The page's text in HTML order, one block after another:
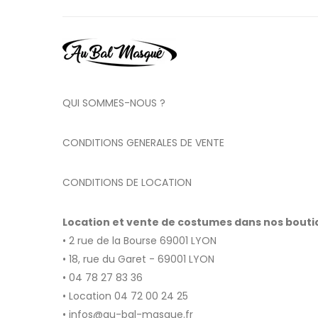
QUI SOMMES-NOUS ?
CONDITIONS GENERALES DE VENTE
CONDITIONS DE LOCATION
Location et vente de costumes dans nos
• 2 rue de la Bourse 69001 LYON
• 18, rue du Garet - 69001 LYON
• 04 78 27 83 36
• Location 04 72 00 24 25
• infos@au-bal-masque.fr